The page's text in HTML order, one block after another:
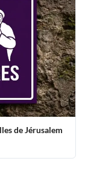
de Jérusalem